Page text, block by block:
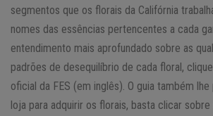
segmentos que os florais da Califórnia
nomes das essências pertencentes a cada
entendimento mais aprofundado sobre as
padrões de desequilíbrio de cada floral, clique
oficial da FES (em inglês). O guia também
loja para adquirir os florais, basta clicar